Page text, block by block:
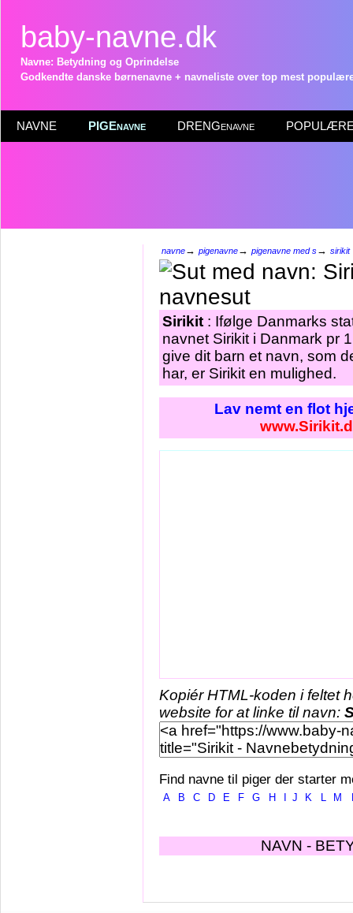
baby-navne.dk
Navne: Betydning og Oprindelse
Godkendte danske børnenavne + navneliste over top mest
NAVNE PIGEnavne DRENGenavne POPULÆRE
navne→ pigenavne→ pigenavne med s→ sirikit
Sirikit : Ifølge Danmarks
navnet Sirikit i Danmark pr
give dit barn et navn, som
har, er Sirikit en mulighed.
Lav nemt en flot
Kopiér HTML-koden i feltet
website for at linke til navn:
Find navne til piger der starter
A B C D E F G H J K L M
NAVN -